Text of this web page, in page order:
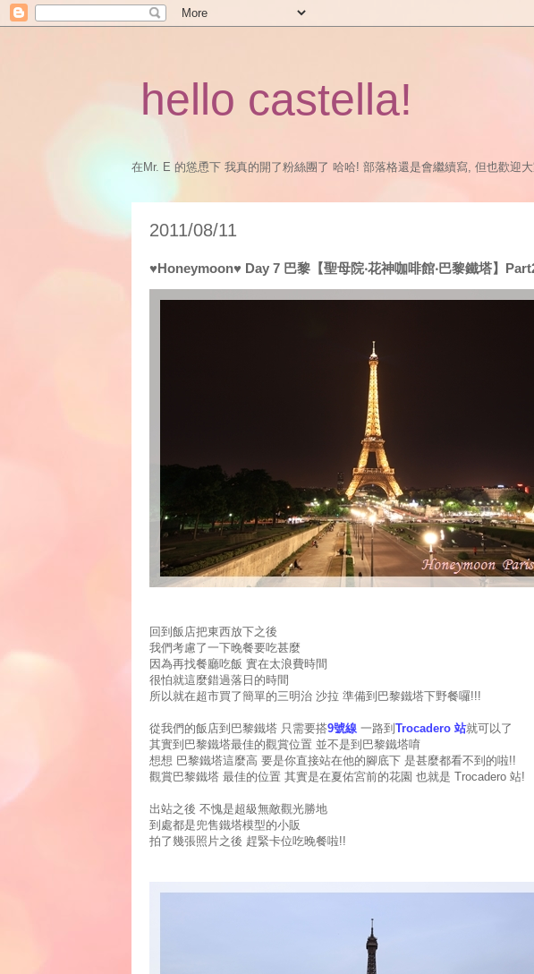
hello castella!
在Mr. E 的慫恿下 我真的開了粉絲團了 哈哈! 部落格還是會繼續寫, 但也歡迎
2011/08/11
♥Honeymoon♥ Day 7 巴黎【聖母院‧花神咖啡館‧巴黎鐵塔】
回到飯店把東西放下之後
我們考慮了一下晚餐要吃甚麼
因為再找餐廳吃飯 實在太浪費時間
很怕就這麼錯過落日的時間
所以就在超市買了簡單的三明治 沙拉 準備到巴黎鐵塔下野餐囉!!!
從我們的飯店到巴黎鐵塔 只需要搭9號線 一路到 Trocadero 站就可以了
其實到巴黎鐵塔最佳的觀賞位置 並不是到巴黎鐵塔唷
想想 巴黎鐵塔這麼高 要是你直接站在他的腳底下 是甚麼都看不到的啦!!
觀賞巴黎鐵塔 最佳的位置 其實是在夏佑宮前的花園 也就是 Trocadero 站!
出站之後 不愧是超級無敵觀光勝地
到處都是兜售鐵塔模型的小販
拍了幾張照片之後 趕緊卡位吃晚餐啦!!